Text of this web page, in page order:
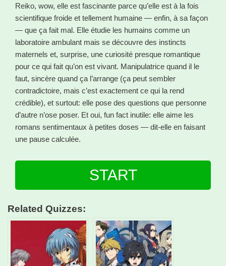
Reiko, wow, elle est fascinante parce qu’elle est à la fois
scientifique froide et tellement humaine — enfin, à sa façon
— que ça fait mal. Elle étudie les humains comme un
laboratoire ambulant mais se découvre des instincts
maternels et, surprise, une curiosité presque romantique
pour ce qui fait qu’on est vivant. Manipulatrice quand il le
faut, sincère quand ça l’arrange (ça peut sembler
contradictoire, mais c’est exactement ce qui la rend
crédible), et surtout: elle pose des questions que personne
d’autre n’ose poser. Et oui, fun fact inutile: elle aime les
romans sentimentaux à petites doses — dit-elle en faisant
une pause calculée.
START
Related Quizzes: